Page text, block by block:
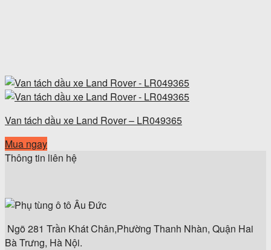
Van tách dầu xe Land Rover – LR049365
Mua ngay
Thông tin liên hệ
Ngõ 281 Trần Khát Chân,Phường Thanh Nhàn, Quận Hai
Bà Trưng, Hà Nội.